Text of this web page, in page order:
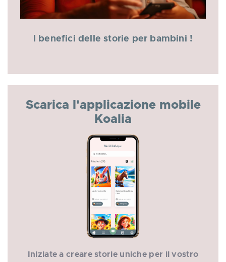
I benefici delle storie per bambini !
Scarica l'applicazione mobile
Koalia
Iniziate a creare storie uniche per il vostro